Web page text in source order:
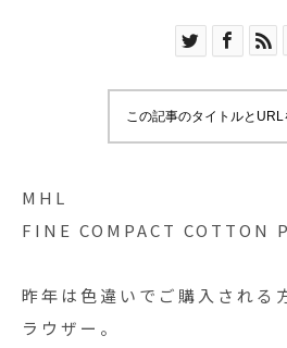
この記事のタイトルとURL
MHL
FINE COMPACT COTTON
昨年は色違いでご購入される
ラウザー。